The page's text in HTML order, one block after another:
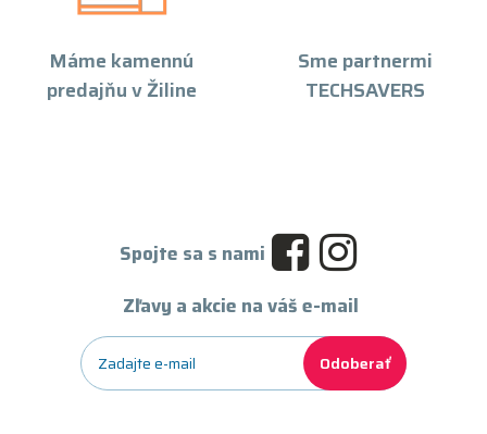
Máme kamennú
predajňu v Žiline
Sme partnermi
TECHSAVERS
Spojte sa s nami
Zľavy a akcie na váš e-mail
Odoberať